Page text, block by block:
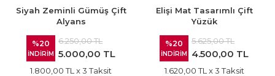
Siyah Zeminli Gümüş Çift
Alyans
%20
İNDİRİM
6.250,00 TL
5.000,00 TL
1.800,00 TL x 3 Taksit
Elişi Mat Tasarımlı Çift
Yüzük
%20
İNDİRİM
5.625,00 TL
4.500,00 TL
1.620,00 TL x 3 Taksit